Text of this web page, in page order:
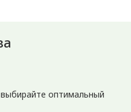
оптимальный